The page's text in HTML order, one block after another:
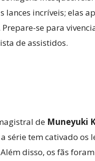
lances incríveis; elas
se para
de assistidos.
de Muneyuki
série tem cativado os
disso, os fãs